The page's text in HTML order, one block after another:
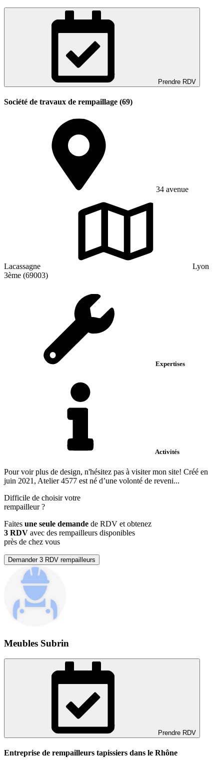
Prendre RDV
Société de travaux de rempaillage (69)
34 avenue
Lacassagne
Lyon
3ème (69003)
Expertises
Activités
Pour voir plus de design, n'hésitez pas à visiter mon site! Créé en
juin 2021, Atelier 4577 est né d’une volonté de reveni...
Difficile de choisir votre
rempailleur?
Faites une seule demande de RDV et obtenez
3 RDV avec des rempailleurs disponibles
près de chez vous
Demander 3 RDV rempailleurs
Meubles Subrin
Prendre RDV
Entreprise de rempailleurs tapissiers dans le Rhône